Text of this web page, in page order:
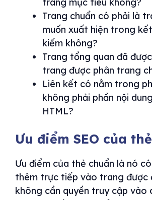
trang mục tiêu không?
Trang chuẩn có phải là
muốn xuất hiện trong
kiếm không?
Trang tổng quan đã
trang được phân trang
Liên kết có nằm trong
không phải phần nội
HTML?
Ưu điểm SEO của
Ưu điểm của thẻ chuẩn là nó
thêm trực tiếp vào trang được
không cần quyền truy cập vào